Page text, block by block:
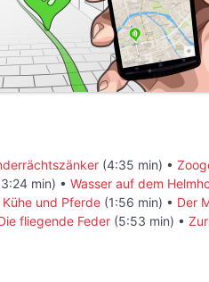
(4:35 min) •
min) • Wasser auf dem
Kühe und Pferde (1:56 min) • Der
fliegende Feder (5:53 min) •